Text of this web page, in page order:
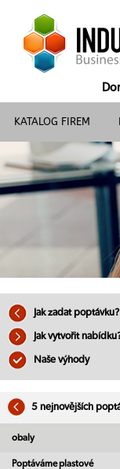
KATALOG FIREM
Jak zadat poptávku?
Jak vytvořit
Naše výhody
5 nejnovějších
obaly
Poptáváme plastové